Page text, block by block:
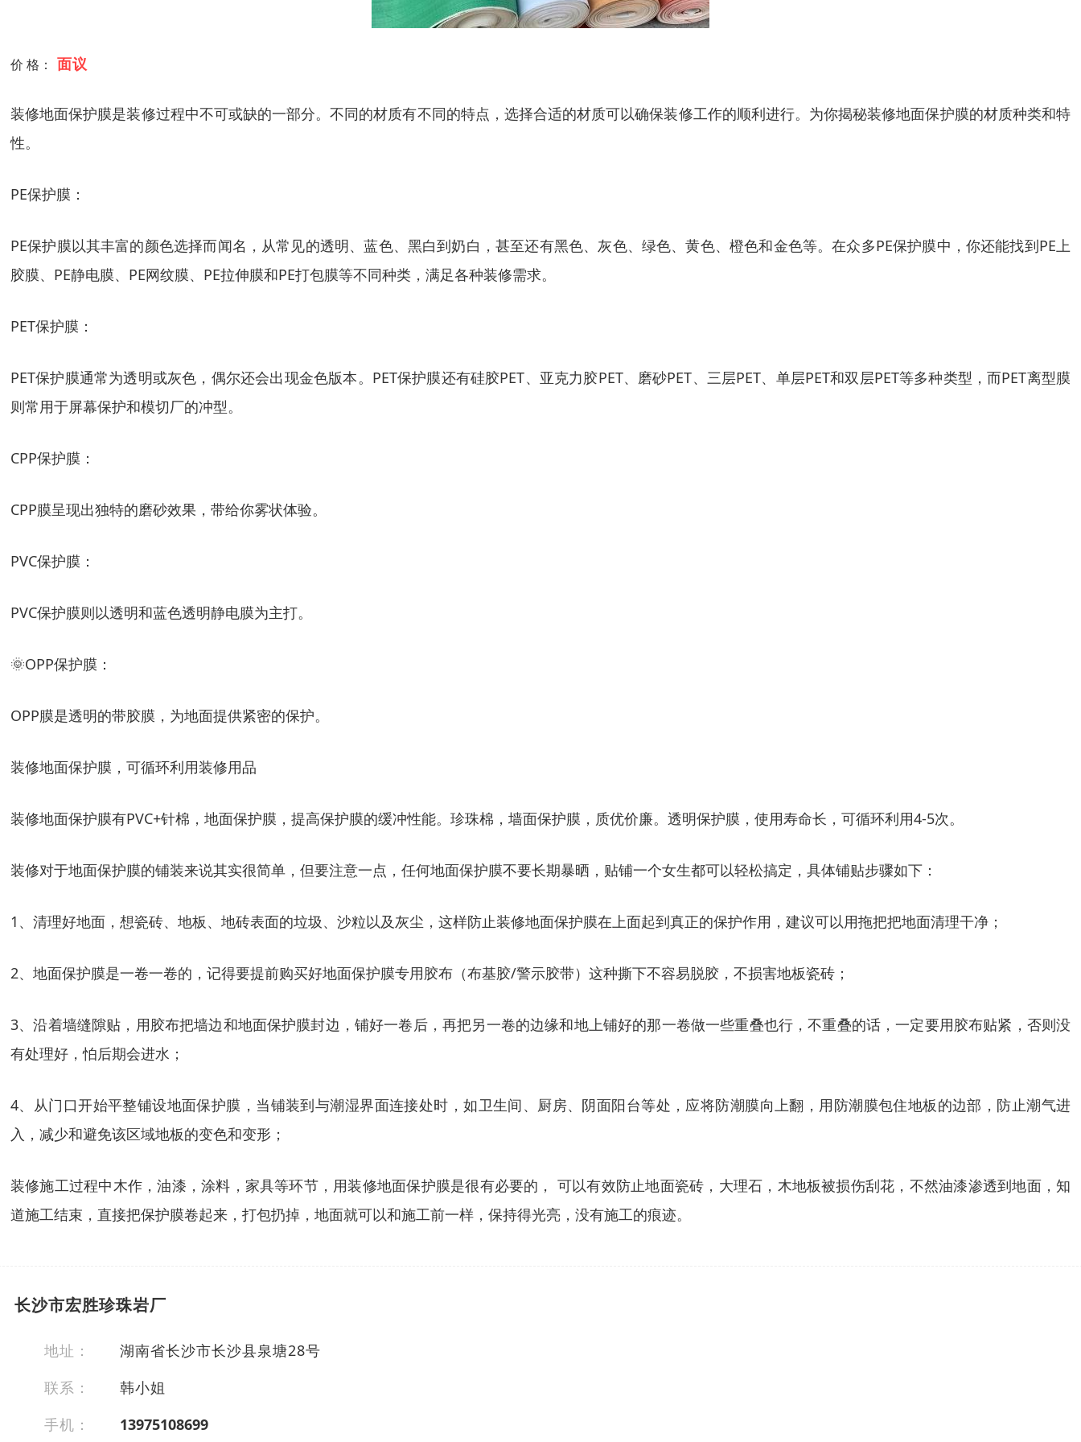
价 格： 面议
装修地面保护膜是装修过程中不可或缺的一部分。不同的材质有不同的特点，选择合适的材质可以确保装修工作的顺利进行。为你揭秘装修地面保护膜的材质种类和特
性。
PE保护膜：
PE保护膜以其丰富的颜色选择而闻名，从常见的透明、蓝色、黑白到奶白，甚至还有黑色、灰色、绿色、黄色、橙色和金色等。在众多PE保护膜中，你还能找到PE上
胶膜、PE静电膜、PE网纹膜、PE拉伸膜和PE打包膜等不同种类，满足各种装修需求。
PET保护膜：
PET保护膜通常为透明或灰色，偶尔还会出现金色版本。PET保护膜还有硅胶PET、亚克力胶PET、磨砂PET、三层PET、单层PET和双层PET等多种类型，而PET离型膜
则常用于屏幕保护和模切厂的冲型。
CPP保护膜：
CPP膜呈现出独特的磨砂效果，带给你雾状体验。
PVC保护膜：
PVC保护膜则以透明和蓝色透明静电膜为主打。
🌞OPP保护膜：
OPP膜是透明的带胶膜，为地面提供紧密的保护。
装修地面保护膜，可循环利用装修用品
装修地面保护膜有PVC+针棉，地面保护膜，提高保护膜的缓冲性能。珍珠棉，墙面保护膜，质优价廉。透明保护膜，使用寿命长，可循环利用4-5次。
装修对于地面保护膜的铺装来说其实很简单，但要注意一点，任何地面保护膜不要长期暴晒，贴铺一个女生都可以轻松搞定，具体铺贴步骤如下：
1、清理好地面，想瓷砖、地板、地砖表面的垃圾、沙粒以及灰尘，这样防止装修地面保护膜在上面起到真正的保护作用，建议可以用拖把把地面清理干净；
2、地面保护膜是一卷一卷的，记得要提前购买好地面保护膜专用胶布（布基胶/警示胶带）这种撕下不容易脱胶，不损害地板瓷砖；
3、沿着墙缝隙贴，用胶布把墙边和地面保护膜封边，铺好一卷后，再把另一卷的边缘和地上铺好的那一卷做一些重叠也行，不重叠的话，一定要用胶布贴紧，否则没
有处理好，怕后期会进水；
4、从门口开始平整铺设地面保护膜，当铺装到与潮湿界面连接处时，如卫生间、厨房、阴面阳台等处，应将防潮膜向上翻，用防潮膜包住地板的边部，防止潮气进
入，减少和避免该区域地板的变色和变形；
装修施工过程中木作，油漆，涂料，家具等环节，用装修地面保护膜是很有必要的， 可以有效防止地面瓷砖，大理石，木地板被损伤刮花，不然油漆渗透到地面，知
道施工结束，直接把保护膜卷起来，打包扔掉，地面就可以和施工前一样，保持得光亮，没有施工的痕迹。
长沙市宏胜珍珠岩厂
地址：
湖南省长沙市长沙县泉塘28号
联系：
韩小姐
手机：
13975108699